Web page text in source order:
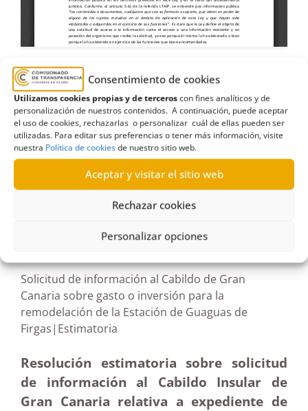
Consentimiento de cookies
Utilizamos cookies propias y de terceroscon fines analíticos y de
personalización de nuestros contenidos. A continuación, puede aceptar
el uso de cookies, rechazarlas o personalizar cuál de ellas pueden ser
utilizadas. Para editar sus preferencias o tener más información, visite
nuestra Política de cookiesde nuestro sitio web.
Aceptar y visitar el sitio web
Rechazar cookies
Personalizar opciones
1991,Cabildo de Lanzarote,cédula,
documentación,habitabilidad,Inadmisión,
proyecto
Solicitud de información al Cabildo de Gran
Canaria sobre gasto o inversión para la
remodelación de la Estación de Guaguas de
Firgas|Estimatoria
Resolución estimatoria sobre solicitud
de información al Cabildo Insular de
Gran Canaria relativa a expediente de